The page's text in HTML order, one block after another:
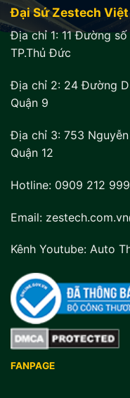
Đại Sứ Zestech
Địa chỉ 1: 11 Đường
TP.Thủ Đức
Địa chỉ 2: 24 Đường
Quận 9
Địa chỉ 3: 753
Quận 12
Hotline: 0909 212 999
Email:
Kênh Youtube: Auto
FANPAGE